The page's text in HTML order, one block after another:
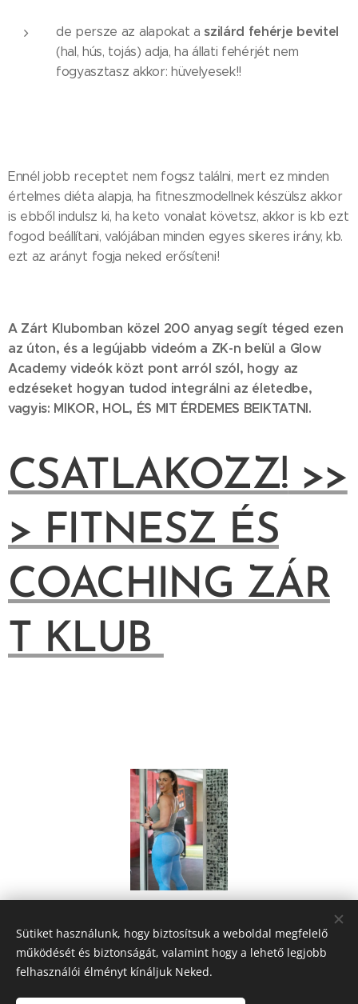
de persze az alapokat aszilárd fehérje bevitel
(hal, hús, tojás) adja, ha állati fehérjét nem
fogyasztasz akkor: hüvelyesek!!
Ennél jobb receptet nem fogsz találni, mert ez minden
értelmes diéta alapja, ha fitneszmodellnek készülsz akkor
is ebből indulsz ki, ha keto vonalat követsz, akkor is kb ezt
fogod beállítani, valójában minden egyes sikeres irány, kb.
ezt az arányt fogja neked erősíteni!
A Zárt Klubomban közel 200 anyag segít téged ezen
az úton, és a legújabb videóm a ZK-n belül a Glow
Academy videók közt pont arról szól, hogy az
edzéseket hogyan tudod integrálni az életedbe,
vagyis: MIKOR, HOL, ÉS MIT ÉRDEMES BEIKTATNI.
CSATLAKOZZ! >>
> FITNESZ ÉS
COACHING ZÁR
T KLUB
Sütiket használunk, hogy biztosítsuk a weboldal megfelelő
működését és biztonságát, valamint hogy a lehető legjobb
felhasználói élményt kínáljuk Neked.